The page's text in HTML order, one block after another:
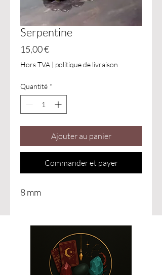
Serpentine
15,00 €Prix
Hors TVA | politique de livraison
Quantité *
Ajouter au panier
Commander et payer
8 mm